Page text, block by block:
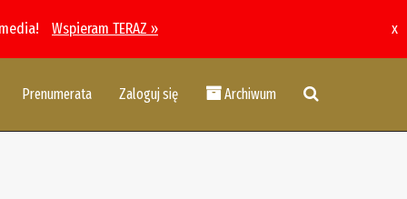
Wspieram TERAZ » x
Prenumerata Zaloguj się Archiwum